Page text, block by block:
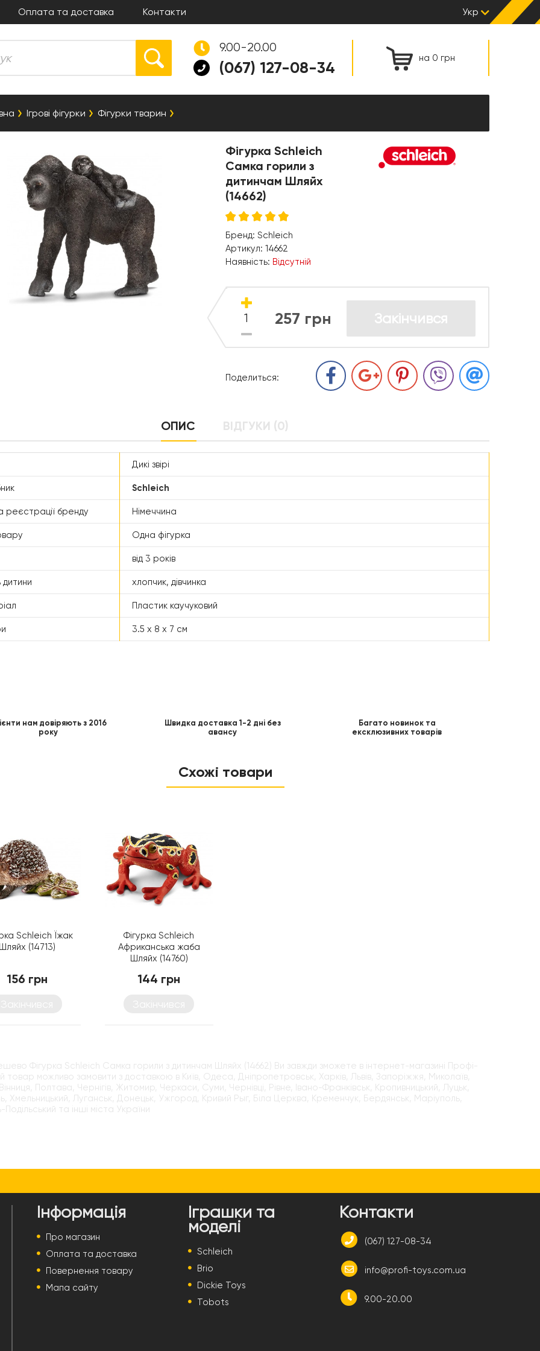
Оплата та доставка Контакти Укр
на 0 грн
9.00-20.00
(067) 127-08-34
Ігрові фігурки Фігурки тварин
Фігурка Schleich
Самка горили з
дитинчам Шляйх
(14662)
Бренд: Schleich
Артикул: 14662
Наявність: Відсутній
257 грн Закінчився
Поделиться:
ОПИС ВІДГУКИ (0)
Дикі звірі
Schleich
реєстрації бренду Німеччина
Одна фігурка
від 3 років
хлопчик, дівчинка
Пластик каучуковий
3.5 x 8 x 7 см
нам довіряють з 2016
року
Швидка доставка 1-2 дні без
авансу
Багато новинок та
ексклюзивних товарів
Схожі товари
Schleich Їжак
Шляйх (14713)
156 грн
Фігурка Schleich
Африканська жаба
Шляйх (14760)
144 грн
Фігурка Schleich Самка горили з дитинчам Шляйх (14662) Ви завжди зможете в інтернет-магазині Профі-
товар можливо замовити з доставкою в Київ, Одеса, Дніпропетровськ, Харків, Львів, Запоріжжя, Миколаїв,
Полтава, Чернігів, Житомир, Черкаси, Суми, Чернівці, Рівне, Івано-Франківськ, Кропивницький, Луцьк,
Хмельницький, Луганськ, Донецьк, Ужгород, Кривий Рыг, Біла Церква, Кременчук, Бердянськ, Маріуполь,
та інші міста України
Інформація
Про магазин
Оплата та доставка
Повернення товару
Мапа сайту
Іграшки та
моделі
Schleich
Brio
Dickie Toys
Tobots
Контакти
(067) 127-08-34
info@profi-toys.com.ua
9.00-20.00